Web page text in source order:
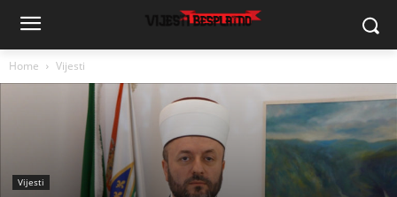
Home Vijesti
Vijesti